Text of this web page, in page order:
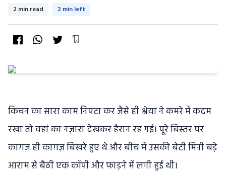
2 min read 2 min left
किचन का सारा काम निपटा कर जैसे ही श्रेया ने कमरे में कदम
रखा तो वहां का नज़ारा देखकर हैरान रह गई। पूरे बिस्तर पर
काग़ज़ ही काग़ज़ बिखरे हुए थे और बीच में उसकी बेटी मिनी बड़े
आराम से बैठी एक कॉपी और फाड़ने में लगी हुई थी।